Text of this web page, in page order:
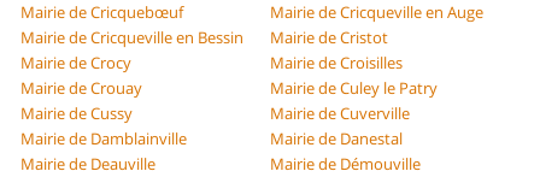
Mairie de Cricquebœuf
Mairie de Cricqueville en Auge
Mairie de Cricqueville en Bessin
Mairie de Cristot
Mairie de Crocy
Mairie de Croisilles
Mairie de Crouay
Mairie de Culey le Patry
Mairie de Cussy
Mairie de Cuverville
Mairie de Damblainville
Mairie de Danestal
Mairie de Deauville
Mairie de Démouville